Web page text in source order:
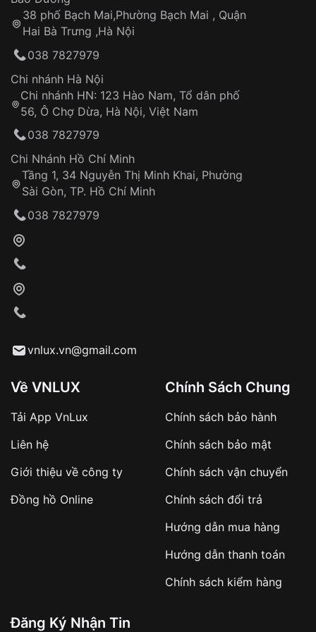
công
Hotline: 0585 215 215
Từ khóa SEO:
Khách hàng kiểm tra và thanh toán trực tiếp
Từ khóa SEO:
sản phẩm đặc biệt
hàng
Số tiền còn lại thanh toán khi nhận hàng hoặc
✔️ Đảm bảo xử lý đơn hàng nhanh chóng
✔️ Hạn chế tình trạng hủy đơn không mong
Từ khóa SEO:
Sản phẩm đã bị:
Tự ý sửa chữa
thống VNLUX
Đảm bảo quyền lợi khách hàng
Đồng hành cùng khách hàng trong suốt quá
trình sử dụng
38 phố Bạch Mai,Phường Bạch Mai , Quận
Hai Bà Trưng ,Hà Nội
038 7827979
Chi nhánh Hà Nội
Chi nhánh HN: 123 Hào Nam, Tổ dân phố
56, Ô Chợ Dừa, Hà Nội, Việt Nam
038 7827979
Chi Nhánh Hồ Chí Minh
Tầng 1, 34 Nguyễn Thị Minh Khai, Phường
Sài Gòn, TP. Hồ Chí Minh
038 7827979
vnlux.vn@gmail.com
Về VNLUX
Tải App VnLux
Liên hệ
Giới thiệu về công ty
Đồng hồ Online
Chính Sách Chung
Chính sách bảo hành
Chính sách bảo mật
Chính sách vận chuyển
Chính sách đổi trả
Hướng dẫn mua hàng
Hướng dẫn thanh toán
Chính sách kiểm hàng
Đăng Ký Nhận Tin